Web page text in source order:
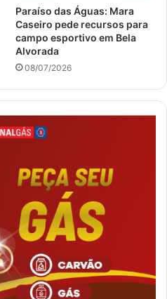
Paraíso das Águas: Mara
Caseiro pede recursos para
campo esportivo em Bela
Alvorada
08/07/2026